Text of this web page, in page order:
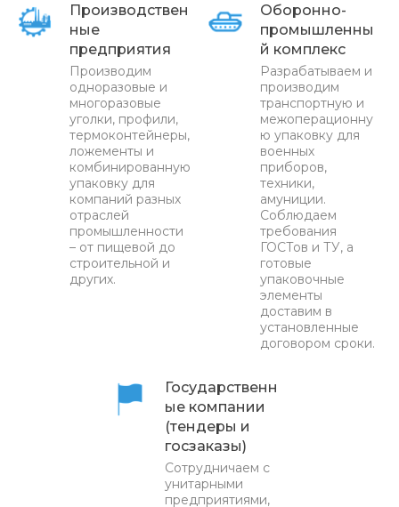
Производствен
ные
предприятия
Производим
одноразовые и
многоразовые
уголки, профили,
термоконтейнеры,
ложементы и
комбинированную
упаковку для
компаний разных
отраслей
промышленности
– от пищевой до
строительной и
других.
Оборонно-
промышленны
й комплекс
Разрабатываем и
производим
транспортную и
межоперационну
ю упаковку для
военных
приборов,
техники,
амуниции.
Соблюдаем
требования
ГОСТов и ТУ, а
готовые
упаковочные
элементы
доставим в
установленные
договором сроки.
Государственн
ые компании
(тендеры и
госзаказы)
Сотрудничаем с
унитарными
предприятиями,